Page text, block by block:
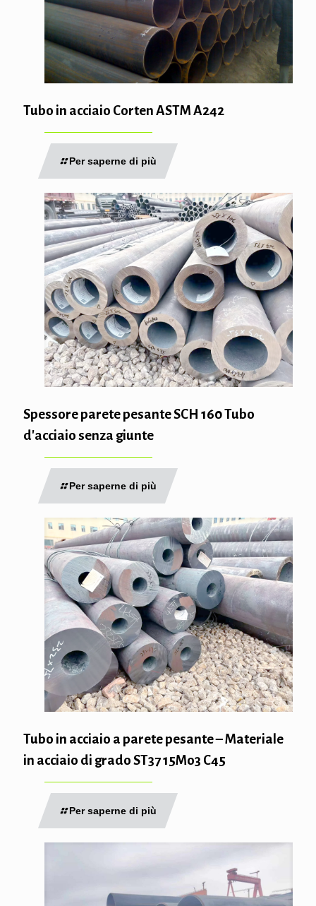
Tubo in acciaio Corten ASTM A242
Per saperne di più
Spessore parete pesante SCH 160 Tubo
d'acciaio senza giunte
Per saperne di più
Tubo in acciaio a parete pesante – Materiale
in acciaio di grado ST37 15Mo3 C45
Per saperne di più